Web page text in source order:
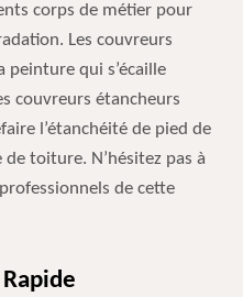
corps de métier pour
Les couvreurs
qui s’écaille
couvreurs étancheurs
l’étanchéité de pied de
toiture. N’hésitez pas à
de cette